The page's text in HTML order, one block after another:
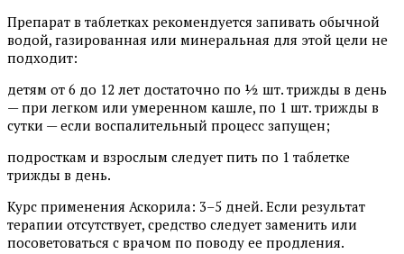
Препарат в таблетках рекомендуется запивать обычной
водой, газированная или минеральная для этой цели не
подходит:
детям от 6 до 12 лет достаточно по ½ шт. трижды в день
— при легком или умеренном кашле, по 1 шт. трижды в
сутки — если воспалительный процесс запущен;
подросткам и взрослым следует пить по 1 таблетке
трижды в день.
Курс применения Аскорила: 3–5 дней. Если результат
терапии отсутствует, средство следует заменить или
посоветоваться с врачом по поводу ее продления.